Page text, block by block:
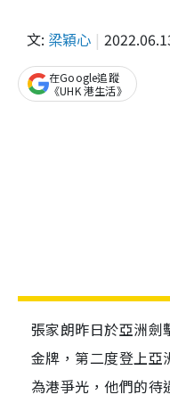
文: 梁穎心
在Google追蹤
《UHK 港生活》
張家朗昨日於亞洲劍
金牌，第二度登上亞
為港爭光，他們的